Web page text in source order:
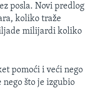
posla. Novi predlog
koliko traže
milijardi koliko
pomoći i veći nego
što je izgubio